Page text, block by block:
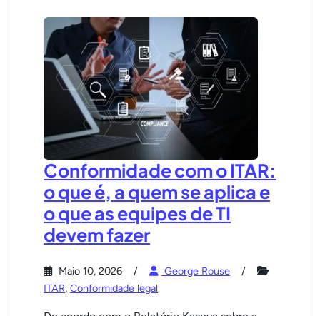
Conformidade com o ITAR:
o que é, a quem se aplica e
o que as equipes de TI
devem fazer
Maio 10, 2026
George Rouse
ITAR, Conformidade legal